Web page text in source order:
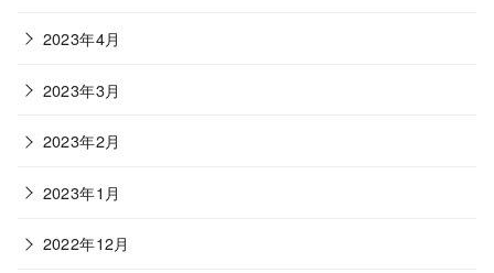
2023年4月
2023年3月
2023年2月
2023年1月
2022年12月